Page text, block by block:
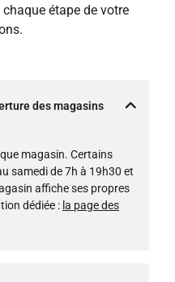
étape de votre
des magasins
magasin. Certains
samedi de 7h à 19h30 et
affiche ses propres
dédiée : la page des